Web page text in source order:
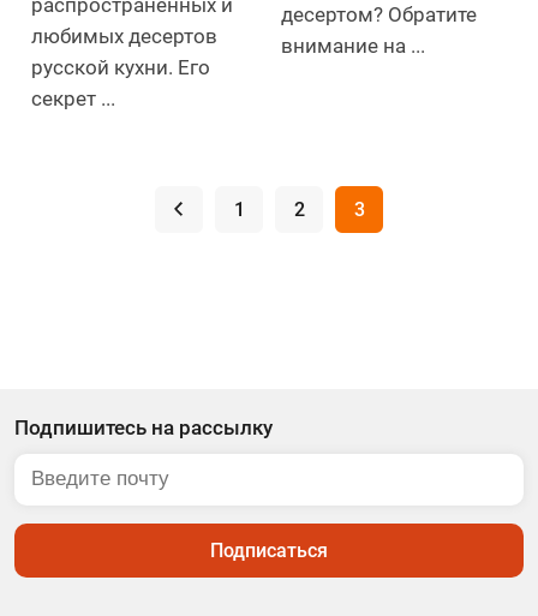
любимых десертов
русской кухни. Его
секрет ...
десертом? Обратите
внимание на ...
. 1 2 3
Подпишитесь на рассылку
Подписаться